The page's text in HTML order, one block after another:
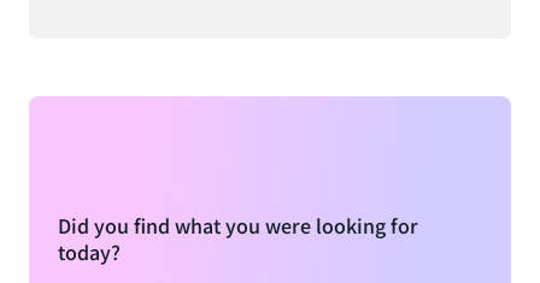
Did you find what you were looking for
today?